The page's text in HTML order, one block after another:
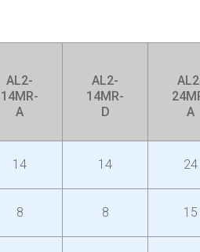
AL2-
14MR-
A
AL2-
14MR-
D
A
14 14 24
8 8 15